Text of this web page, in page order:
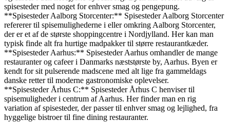
spisesteder med noget for enhver smag og pengepung.
**Spisesteder Aalborg Storcenter:** Spisesteder Aalborg Storcenter
refererer til spisemulighederne i eller omkring Aalborg Storcenter,
der er et af de største shoppingcentre i Nordjylland. Her kan man
typisk finde alt fra hurtige madpakker til større restaurantkæder.
**Spisesteder Aarhus:** Spisesteder Aarhus omhandler de mange
restauranter og cafeer i Danmarks næststørste by, Aarhus. Byen er
kendt for sit pulserende madscene med alt lige fra gammeldags
danske retter til moderne gastronomiske oplevelser.
**Spisesteder Århus C:** Spisesteder Århus C henviser til
spisemuligheder i centrum af Aarhus. Her finder man en rig
variation af spisesteder, der passer til enhver smag og lejlighed, fra
hyggelige bistroer til fine dining restauranter.